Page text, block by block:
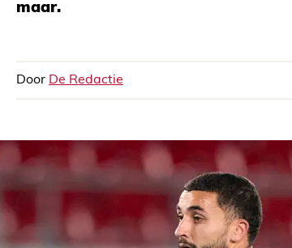
maar.
Door De Redactie